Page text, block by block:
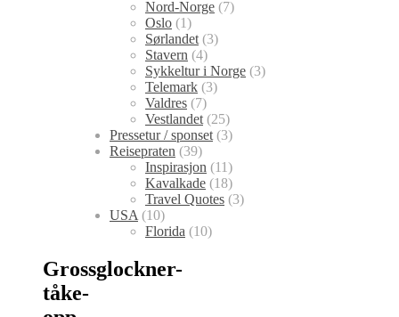
Nord-Norge (7)
Oslo (1)
Sørlandet (3)
Stavern (4)
Sykkeltur i Norge (3)
Telemark (3)
Valdres (7)
Vestlandet (25)
Pressetur / sponset (3)
Reisepraten (39)
Inspirasjon (11)
Kavalkade (18)
Travel Quotes (3)
USA (10)
Florida (10)
Grossglockner-
tåke-